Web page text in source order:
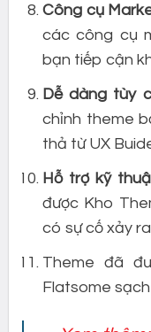
Công cụ
các công cụ
bạn tiếp cận
Dễ dàng tùy
chỉnh theme
thả từ UX
Hỗ trợ kỹ
được Kho
có sự cố xảy
Theme đã
Flatsome